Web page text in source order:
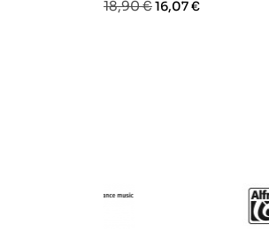
Prezzo
18,90 €Prezzo
16,07 €